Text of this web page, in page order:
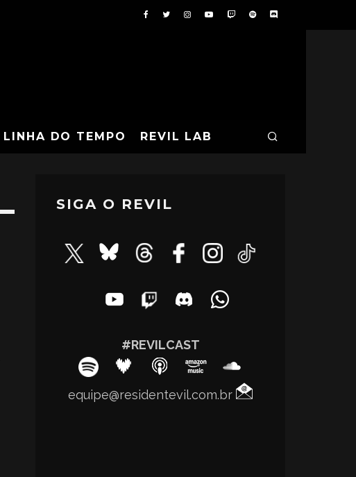
LINHA DO TEMPO REVIL LAB
SIGA O REVIL
#REVILCAST
equipe@residentevil.com.br